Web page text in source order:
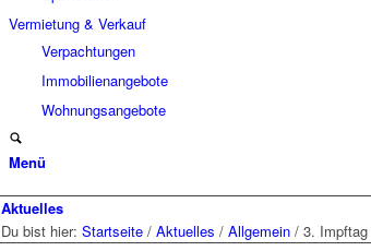
Vermietung & Verkauf
Verpachtungen
Immobilienangebote
Wohnungsangebote
Menü
Aktuelles
Du bist hier: Startseite / Aktuelles / Allgemein / 3. Impftag